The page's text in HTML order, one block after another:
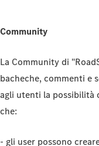
Community
La Community di
bacheche, commenti e
agli utenti la possibilità
che:
- gli user possono